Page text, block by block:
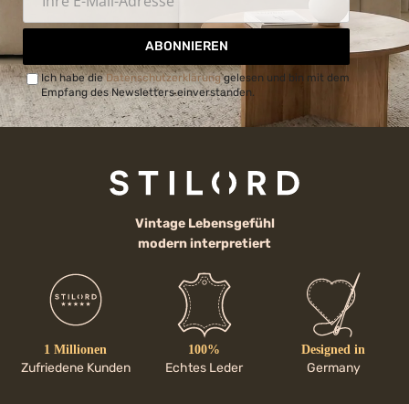
ABONNIEREN
Ich habe dieDatenschutzerklärunggelesen und bin mit dem
Empfang des Newsletters einverstanden.
Vintage Lebensgefühl
modern interpretiert
1 Millionen
Zufriedene Kunden
100%
Echtes Leder
Designed in
Germany